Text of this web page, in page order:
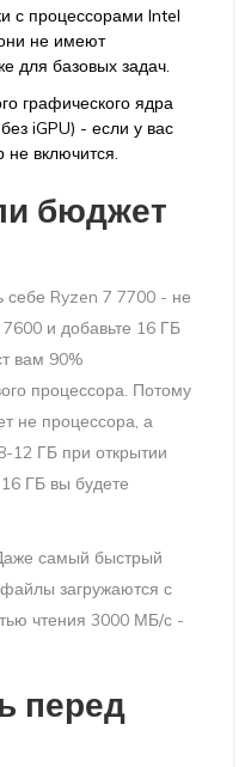
с процессорами Intel
не имеют
для базовых задач.
графического ядра
iGPU) - если у вас
не включится.
бюджет
себе Ryzen 7 7700 - не
и добавьте 16 ГБ
вам 90%
процессора. Потому
не процессора, а
12 ГБ при открытии
ГБ вы будете
самый быстрый
загружаются с
чтения 3000 МБ/с -
перед